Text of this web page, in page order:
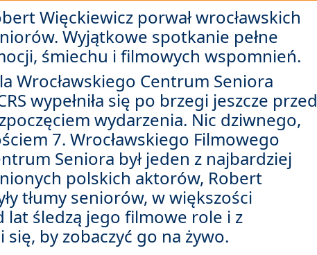
Więckiewicz porwał wrocławskich
Wyjątkowe spotkanie pełne
śmiechu i filmowych wspomnień.
Wrocławskiego Centrum Seniora
wypełniła się po brzegi jeszcze przed
wydarzenia. Nic dziwnego,
7. Wrocławskiego Filmowego
Seniora był jeden z najbardziej
polskich aktorów, Robert
tłumy seniorów, w większości
śledzą jego filmowe role i z
by zobaczyć go na żywo.